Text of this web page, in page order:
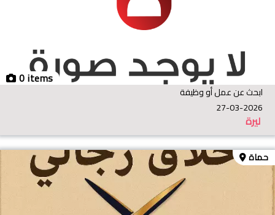
0 items
ابحث عن عمل أو وظيفة
27-03-2026
ليرة
حماة